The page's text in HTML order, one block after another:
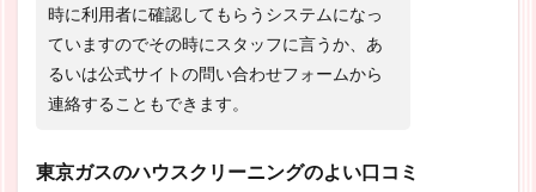
時に利用者に確認してもらうシステムになっ
ていますのでその時にスタッフに言うか、あ
るいは公式サイトの問い合わせフォームから
連絡することもできます。
東京ガスのハウスクリーニングのよい口コミ